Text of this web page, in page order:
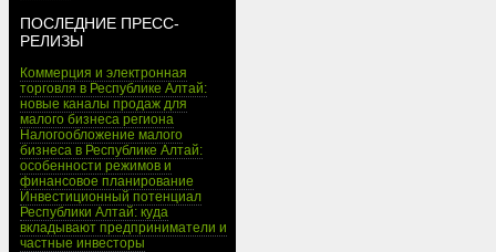
ПОСЛЕДНИЕ ПРЕСС-
РЕЛИЗЫ
Коммерция и электронная
торговля в Республике Алтай:
новые каналы продаж для
малого бизнеса региона
Налогообложение малого
бизнеса в Республике Алтай:
особенности режимов и
финансовое планирование
Инвестиционный потенциал
Республики Алтай: куда
вкладывают предприниматели и
частные инвесторы